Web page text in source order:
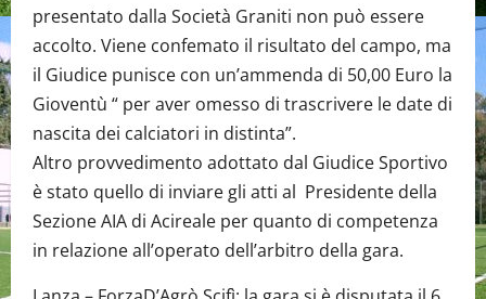
presentato dalla Società Graniti non può essere
accolto. Viene confemato il risultato del campo, ma
il Giudice punisce con un’ammenda di 50,00 Euro la
Gioventù “ per aver omesso di trascrivere le date di
nascita dei calciatori in distinta”.
Altro provvedimento adottato dal Giudice Sportivo
è stato quello di inviare gli atti al Presidente della
Sezione AIA di Acireale per quanto di competenza
in relazione all’operato dell’arbitro della gara.